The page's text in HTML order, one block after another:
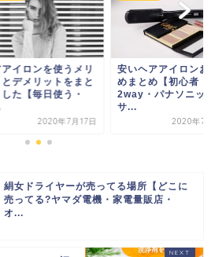
イロンを使うメリ
とデメリットをまと
た【毎日使う・
2020年7月17日
安いヘアアイロンお
めまとめ【初心者・
2way・パナソニッ
サ...
2020年7
絹女ドライヤーが売ってる場所【どこに
売ってる?ヤマダ電機・家電量販店・
オ...